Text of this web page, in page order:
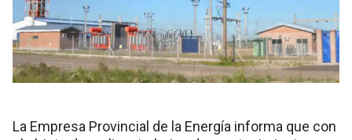
La Empresa Provincial de la Energía informa que con